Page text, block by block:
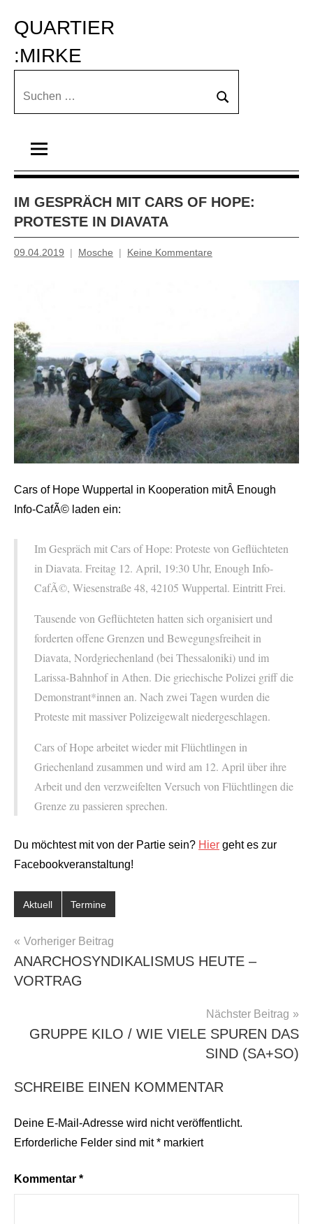
Inhalt
springen
QUARTIER
:MIRKE
Suchen
Suchen
IM GESPRÄCH MIT CARS OF HOPE:
PROTESTE IN DIAVATA
09.04.2019 Mosche Keine Kommentare
Cars of Hope Wuppertal in Kooperation mitÂ Enough
Info-CafÃ© laden ein:
Im Gespräch mit Cars of Hope: Proteste von Geflüchteten
in Diavata. Freitag 12. April, 19:30 Uhr, Enough Info-
CafÃ©, Wiesenstraße 48, 42105 Wuppertal. Eintritt Frei.
Tausende von Geflüchteten hatten sich organisiert und
forderten offene Grenzen und Bewegungsfreiheit in
Diavata, Nordgriechenland (bei Thessaloniki) und im
Larissa-Bahnhof in Athen. Die griechische Polizei griff die
Demonstrant*innen an. Nach zwei Tagen wurden die
Proteste mit massiver Polizeigewalt niedergeschlagen.
Cars of Hope arbeitet wieder mit Flüchtlingen in
Griechenland zusammen und wird am 12. April über ihre
Arbeit und den verzweifelten Versuch von Flüchtlingen die
Grenze zu passieren sprechen.
Du möchtest mit von der Partie sein? Hier geht es zur
Facebookveranstaltung!
Aktuell Termine
BEITRAGSNAVIGATION
Vorheriger Beitrag
ANARCHOSYNDIKALISMUS HEUTE –
VORTRAG
Nächster Beitrag
GRUPPE KILO / WIE VIELE SPUREN DAS
SIND (SA+SO)
SCHREIBE EINEN KOMMENTAR
Deine E-Mail-Adresse wird nicht veröffentlicht.
Erforderliche Felder sind mit* markiert
Kommentar *